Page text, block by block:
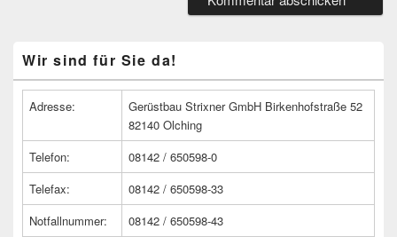
Seitenleisten
Widget-
Wir sind für Sie da!
Adresse:
Gerüstbau Strixner GmbH Birkenhofstraße 52
82140 Olching
Telefon:
08142 / 650598-0
Telefax:
08142 / 650598-33
Notfallnummer:
08142 / 650598-43